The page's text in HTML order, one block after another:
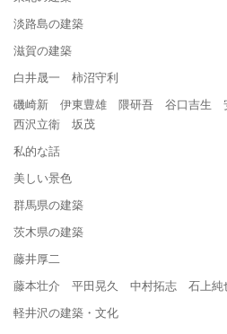
淡路島の建築
滋賀の建築
白井晟一 柿沼守利
磯崎新 伊東豊雄 隈研吾 谷口吉生
西沢立衛 坂茂
私的な話
美しい景色
群馬県の建築
茨木県の建築
藤井厚二
藤本壮介 平田晃久 中村拓志 石上純
軽井沢の建築・文化